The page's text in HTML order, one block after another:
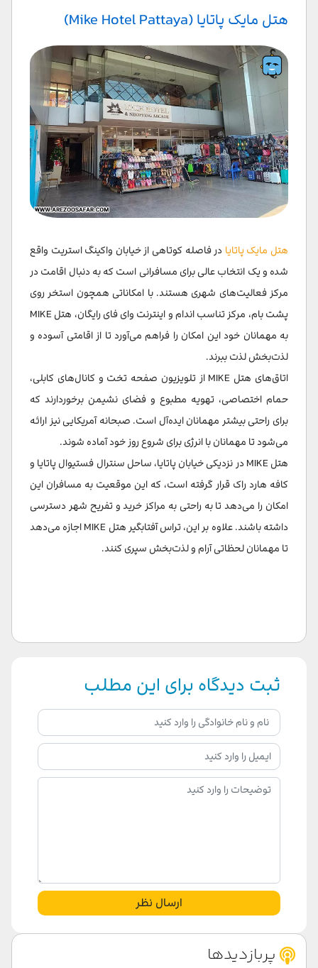
هتل مایک پاتایا (Mike Hotel Pattaya)
هتل مایک پاتایا در فاصله کوتاهی از خیابان واکینگ استریت واقع
شده و یک انتخاب عالی برای مسافرانی است که به دنبال اقامت در
مرکز فعالیت‌های شهری هستند. با امکاناتی همچون استخر روی
پشت بام، مرکز تناسب اندام و اینترنت وای فای رایگان، هتل MIKE
به مهمانان خود این امکان را فراهم می‌آورد تا از اقامتی آسوده و
لذت‌بخش لذت ببرند.
اتاق‌های هتل MIKE از تلویزیون صفحه تخت و کانال‌های کابلی،
حمام اختصاصی، تهویه مطبوع و فضای نشیمن برخوردارند که
برای راحتی بیشتر مهمانان ایده‌آل است. صبحانه آمریکایی نیز ارائه
می‌شود تا مهمانان با انرژی برای شروع روز خود آماده شوند.
هتل MIKE در نزدیکی خیابان پاتایا، ساحل سنترال فستیوال پاتایا و
کافه هارد راک قرار گرفته است، که این موقعیت به مسافران این
امکان را می‌دهد تا به راحتی به مراکز خرید و تفریح شهر دسترسی
داشته باشند. علاوه بر این، تراس آفتابگیر هتل MIKE اجازه می‌دهد
تا مهمانان لحظاتی آرام و لذت‌بخش سپری کنند.
ثبت دیدگاه برای این مطلب
ارسال نظر
پربازدیدها